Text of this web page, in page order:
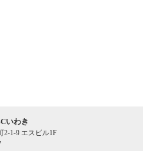
いわき
1-9 エスビル1F